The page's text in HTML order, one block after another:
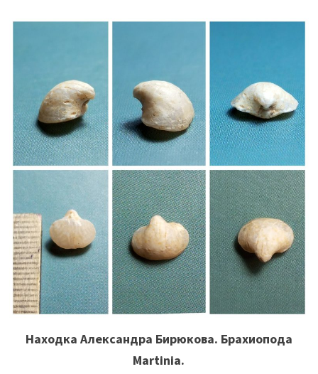
Находка Александра Бирюкова. Брахиопода
Martinia.